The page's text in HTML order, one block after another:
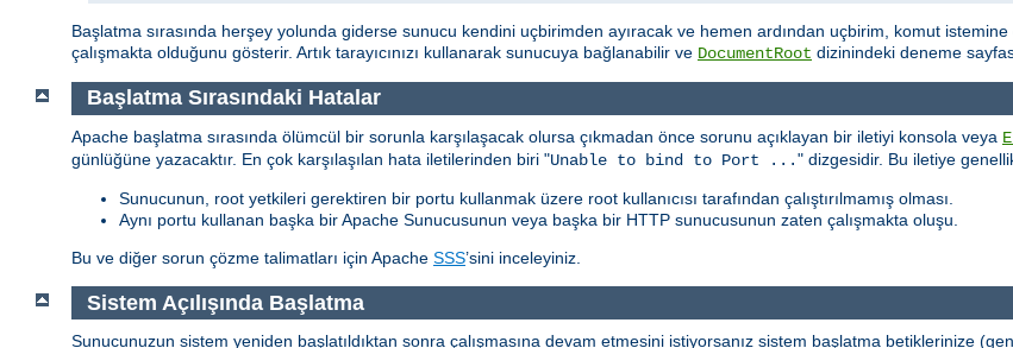
Başlatma sırasında herşey yolunda giderse sunucu kendini uçbirimden ayıracak ve hemen ardından uçbirim, komut
çalışmakta olduğunu gösterir. Artık tarayıcınızı kullanarak sunucuya bağlanabilir ve DocumentRoot dizinindeki deneme
Başlatma Sırasındaki Hatalar
Apache başlatma sırasında ölümcül bir sorunla karşılaşacak olursa çıkmadan önce sorunu açıklayan bir iletiyi konsola veya
günlüğüne yazacaktır. En çok karşılaşılan hata iletilerinden biri "Unable to bind to Port ..." dizgesidir. Bu iletiye
Sunucunun, root yetkileri gerektiren bir portu kullanmak üzere root kullanıcısı tarafından çalıştırılmamış olması.
Aynı portu kullanan başka bir Apache Sunucusunun veya başka bir HTTP sunucusunun zaten çalışmakta oluşu.
Bu ve diğer sorun çözme talimatları için Apache SSS’sini inceleyiniz.
Sistem Açılışında Başlatma
Sunucunuzun sistem yeniden başlatıldıktan sonra çalışmasına devam etmesini istiyorsanız sistem başlatma betiklerinize